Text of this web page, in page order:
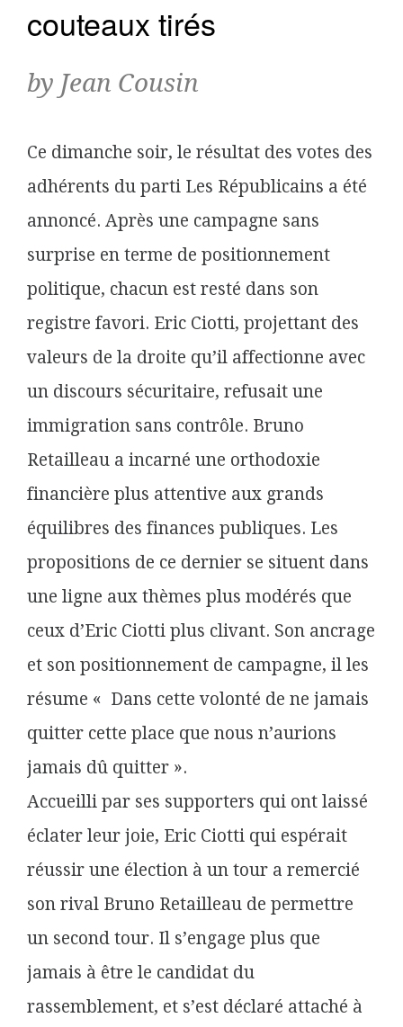
couteaux tirés
by Jean Cousin
Ce dimanche soir, le résultat des votes des
adhérents du parti Les Républicains a été
annoncé. Après une campagne sans
surprise en terme de positionnement
politique, chacun est resté dans son
registre favori. Eric Ciotti, projettant des
valeurs de la droite qu’il affectionne avec
un discours sécuritaire, refusait une
immigration sans contrôle. Bruno
Retailleau a incarné une orthodoxie
financière plus attentive aux grands
équilibres des finances publiques. Les
propositions de ce dernier se situent dans
une ligne aux thèmes plus modérés que
ceux d’Eric Ciotti plus clivant. Son ancrage
et son positionnement de campagne, il les
résume « Dans cette volonté de ne jamais
quitter cette place que nous n’aurions
jamais dû quitter ».
Accueilli par ses supporters qui ont laissé
éclater leur joie, Eric Ciotti qui espérait
réussir une élection à un tour a remercié
son rival Bruno Retailleau de permettre
un second tour. Il s’engage plus que
jamais à être le candidat du
rassemblement, et s’est déclaré attaché à